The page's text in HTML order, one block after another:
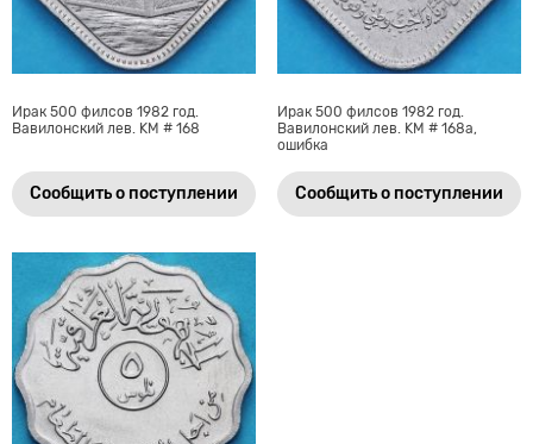
Ирак 500 филсов 1982 год.
Вавилонский лев. KM # 168
Сообщить о поступлении
Ирак 500 филсов 1982 год.
Вавилонский лев. KM # 168а,
ошибка
Сообщить о поступлении